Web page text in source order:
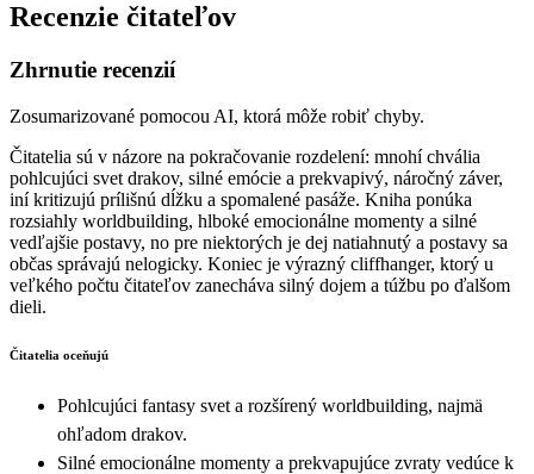
Recenzie čitateľov
Zhrnutie recenzií
Zosumarizované pomocou AI, ktorá môže robiť chyby.
Čitatelia sú v názore na pokračovanie rozdelení: mnohí chvália
pohlcujúci svet drakov, silné emócie a prekvapivý, náročný záver,
iní kritizujú prílišnú dĺžku a spomalené pasáže. Kniha ponúka
rozsiahly worldbuilding, hlboké emocionálne momenty a silné
vedľajšie postavy, no pre niektorých je dej natiahnutý a postavy sa
občas správajú nelogicky. Koniec je výrazný cliffhanger, ktorý u
veľkého počtu čitateľov zanecháva silný dojem a túžbu po ďalšom
dieli.
Čitatelia oceňujú
Pohlcujúci fantasy svet a rozšírený worldbuilding, najmä
ohľadom drakov.
Silné emocionálne momenty a prekvapujúce zvraty vedúce k